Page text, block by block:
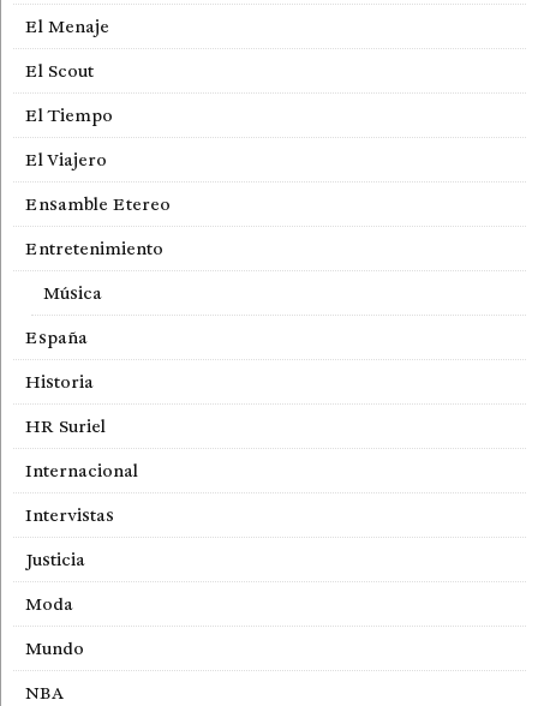
El Menaje
El Scout
El Tiempo
El Viajero
Ensamble Etereo
Entretenimiento
Música
España
Historia
HR Suriel
Internacional
Intervistas
Justicia
Moda
Mundo
NBA